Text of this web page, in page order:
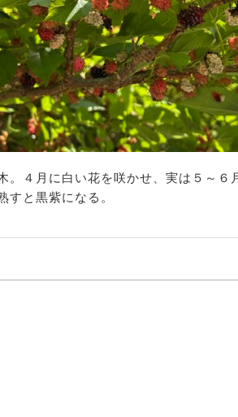
。４月に白い花を咲かせ、実は５～６
すと黒紫になる。